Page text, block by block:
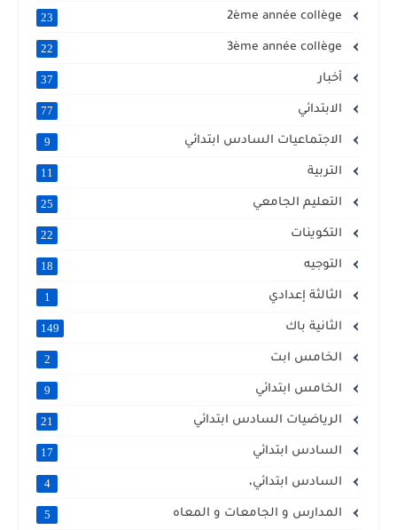
23
22
أخبار 37
الابتدائي 77
الاجتماعيات السادس ابتدائي 9
التربية 11
التعليم الجامعي 25
التكوينات 22
التوجيه 18
الثالثة إعدادي 1
الثانية باك 149
الخامس ابت 2
الخامس ابتدائي 9
الرياضيات السادس ابتدائي 21
السادس ابتدائي 17
السادس ابتدائي، 4
المدارس و الجامعات و المعاه 5